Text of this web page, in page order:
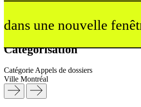
Ce
dans une nouvelle
Catégorisation
Catégorie Appels de dossiers
Ville Montréal